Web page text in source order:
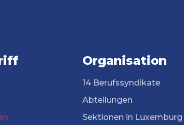
Organisation
14 Berufssyndikate
Abteilungen
Sektionen in Luxemburg